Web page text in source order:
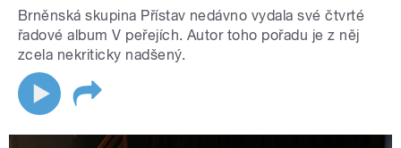
Brněnská skupina Přístav nedávno vydala své čtvrté
řadové album V peřejích. Autor toho pořadu je z něj
zcela nekriticky nadšený.